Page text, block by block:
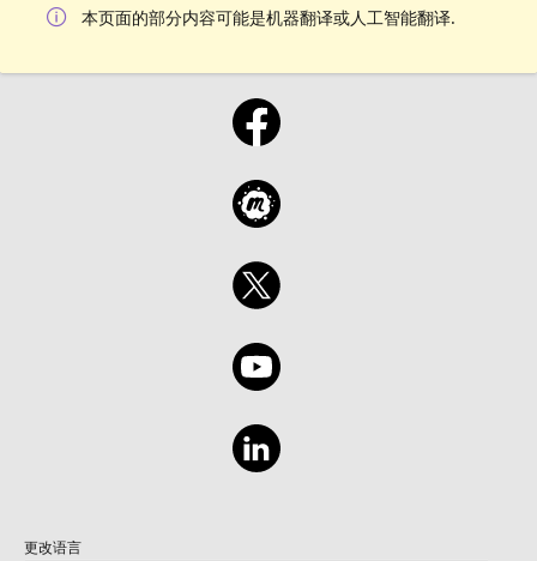
本页面的部分内容可能是机器翻译或人工智能翻译.
更改语言